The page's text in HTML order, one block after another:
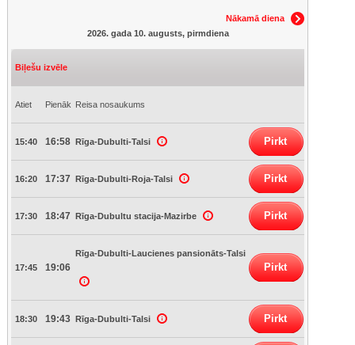
Nākamā diena
2026. gada 10. augusts, pirmdiena
Biļešu izvēle
Atiet Pienāk Reisa nosaukums
15:40 16:58 Rīga-Dubulti-Talsi Pirkt
16:20 17:37 Rīga-Dubulti-Roja-Talsi Pirkt
17:30 18:47 Rīga-Dubultu stacija-Mazirbe Pirkt
17:45 19:06
Rīga-Dubulti-Laucienes pansionāts-Talsi
Pirkt
18:30 19:43 Rīga-Dubulti-Talsi Pirkt